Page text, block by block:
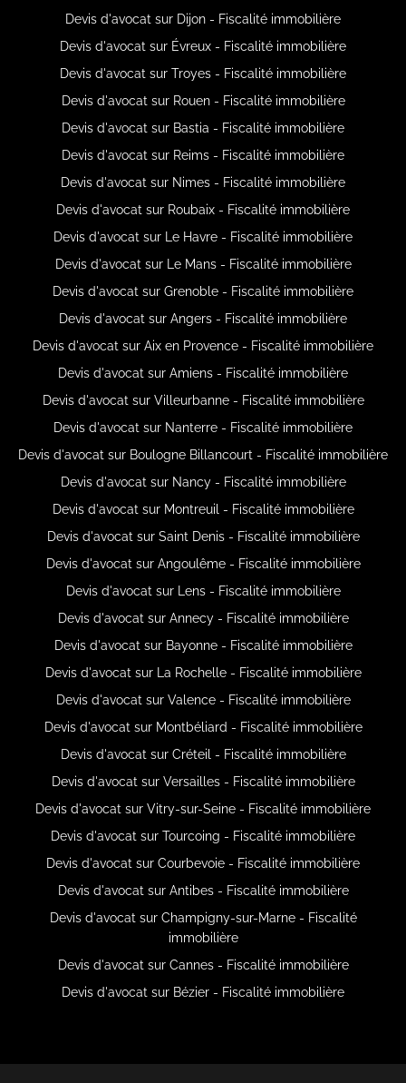
Devis d'avocat sur Dijon - Fiscalité immobilière
Devis d'avocat sur Évreux - Fiscalité immobilière
Devis d'avocat sur Troyes - Fiscalité immobilière
Devis d'avocat sur Rouen - Fiscalité immobilière
Devis d'avocat sur Bastia - Fiscalité immobilière
Devis d'avocat sur Reims - Fiscalité immobilière
Devis d'avocat sur Nimes - Fiscalité immobilière
Devis d'avocat sur Roubaix - Fiscalité immobilière
Devis d'avocat sur Le Havre - Fiscalité immobilière
Devis d'avocat sur Le Mans - Fiscalité immobilière
Devis d'avocat sur Grenoble - Fiscalité immobilière
Devis d'avocat sur Angers - Fiscalité immobilière
Devis d'avocat sur Aix en Provence - Fiscalité immobilière
Devis d'avocat sur Amiens - Fiscalité immobilière
Devis d'avocat sur Villeurbanne - Fiscalité immobilière
Devis d'avocat sur Nanterre - Fiscalité immobilière
Devis d'avocat sur Boulogne Billancourt - Fiscalité immobilière
Devis d'avocat sur Nancy - Fiscalité immobilière
Devis d'avocat sur Montreuil - Fiscalité immobilière
Devis d'avocat sur Saint Denis - Fiscalité immobilière
Devis d'avocat sur Angoulême - Fiscalité immobilière
Devis d'avocat sur Lens - Fiscalité immobilière
Devis d'avocat sur Annecy - Fiscalité immobilière
Devis d'avocat sur Bayonne - Fiscalité immobilière
Devis d'avocat sur La Rochelle - Fiscalité immobilière
Devis d'avocat sur Valence - Fiscalité immobilière
Devis d'avocat sur Montbéliard - Fiscalité immobilière
Devis d'avocat sur Créteil - Fiscalité immobilière
Devis d'avocat sur Versailles - Fiscalité immobilière
Devis d'avocat sur Vitry-sur-Seine - Fiscalité immobilière
Devis d'avocat sur Tourcoing - Fiscalité immobilière
Devis d'avocat sur Courbevoie - Fiscalité immobilière
Devis d'avocat sur Antibes - Fiscalité immobilière
Devis d'avocat sur Champigny-sur-Marne - Fiscalité
immobilière
Devis d'avocat sur Cannes - Fiscalité immobilière
Devis d'avocat sur Bézier - Fiscalité immobilière